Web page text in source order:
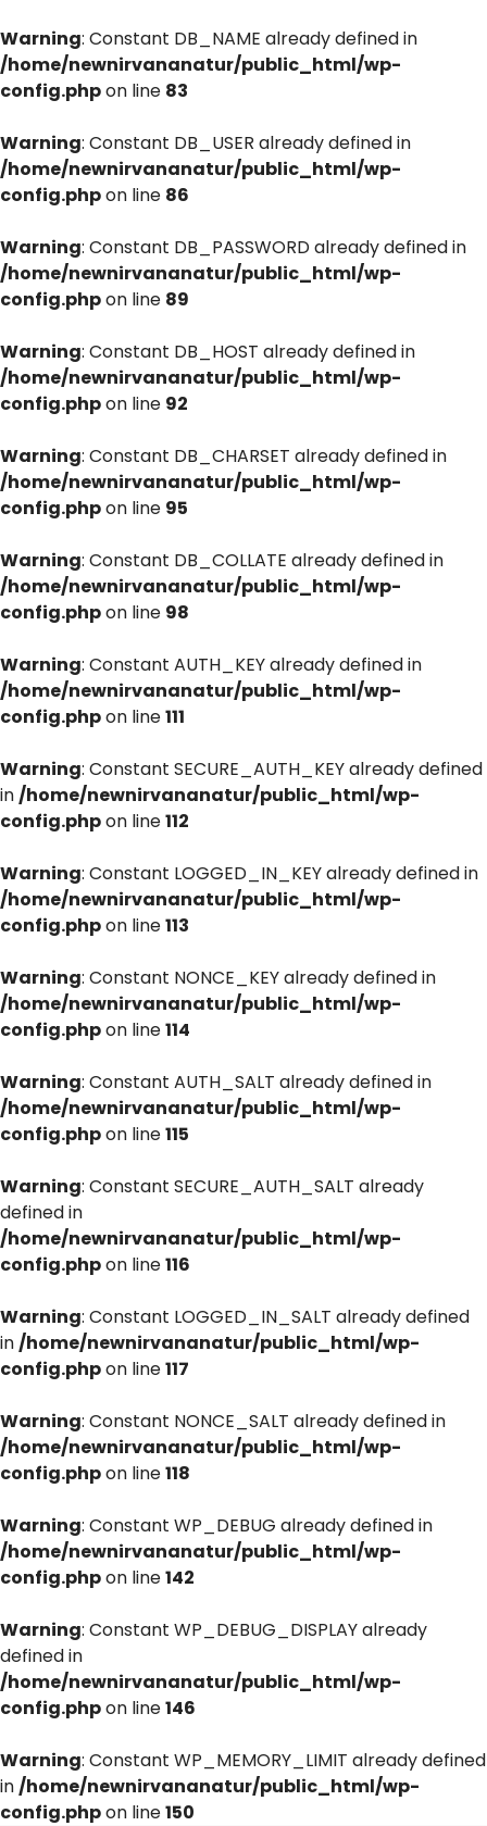
Warning: Constant DB_NAME already defined in
/home/newnirvananatur/public_html/wp-
config.phpon line 83
Warning: Constant DB_USER already defined in
/home/newnirvananatur/public_html/wp-
config.phpon line 86
Warning: Constant DB_PASSWORD already defined in
/home/newnirvananatur/public_html/wp-
config.phpon line 89
Warning: Constant DB_HOST already defined in
/home/newnirvananatur/public_html/wp-
config.phpon line 92
Warning: Constant DB_CHARSET already defined in
/home/newnirvananatur/public_html/wp-
config.phpon line 95
Warning: Constant DB_COLLATE already defined in
/home/newnirvananatur/public_html/wp-
config.phpon line 98
Warning: Constant AUTH_KEY already defined in
/home/newnirvananatur/public_html/wp-
config.phpon line111
Warning: Constant SECURE_AUTH_KEY already defined
in/home/newnirvananatur/public_html/wp-
config.phpon line112
Warning: Constant LOGGED_IN_KEY already defined in
/home/newnirvananatur/public_html/wp-
config.phpon line113
Warning: Constant NONCE_KEY already defined in
/home/newnirvananatur/public_html/wp-
config.phpon line114
Warning: Constant AUTH_SALT already defined in
/home/newnirvananatur/public_html/wp-
config.phpon line115
Warning: Constant SECURE_AUTH_SALT already
defined in
/home/newnirvananatur/public_html/wp-
config.phpon line116
Warning: Constant LOGGED_IN_SALT already defined
in/home/newnirvananatur/public_html/wp-
config.phpon line117
Warning: Constant NONCE_SALT already defined in
/home/newnirvananatur/public_html/wp-
config.phpon line118
Warning: Constant WP_DEBUG already defined in
/home/newnirvananatur/public_html/wp-
config.phpon line142
Warning: Constant WP_DEBUG_DISPLAY already
defined in
/home/newnirvananatur/public_html/wp-
config.phpon line146
Warning: Constant WP_MEMORY_LIMIT already defined
in/home/newnirvananatur/public_html/wp-
config.phpon line150